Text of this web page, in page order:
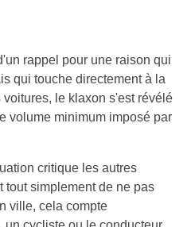
rappel pour une raison qui
qui touche directement à la
le klaxon s'est révélé
volume minimum imposé par
critique les autres
tout simplement de ne pas
ville, cela compte